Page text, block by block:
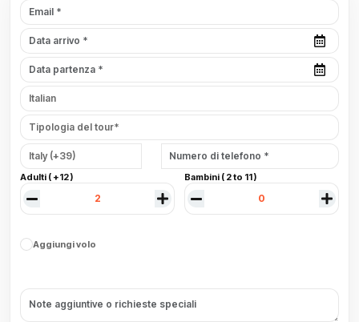
Adulti ( +12 ) Bambini ( 2 to 11 )
Aggiungi volo